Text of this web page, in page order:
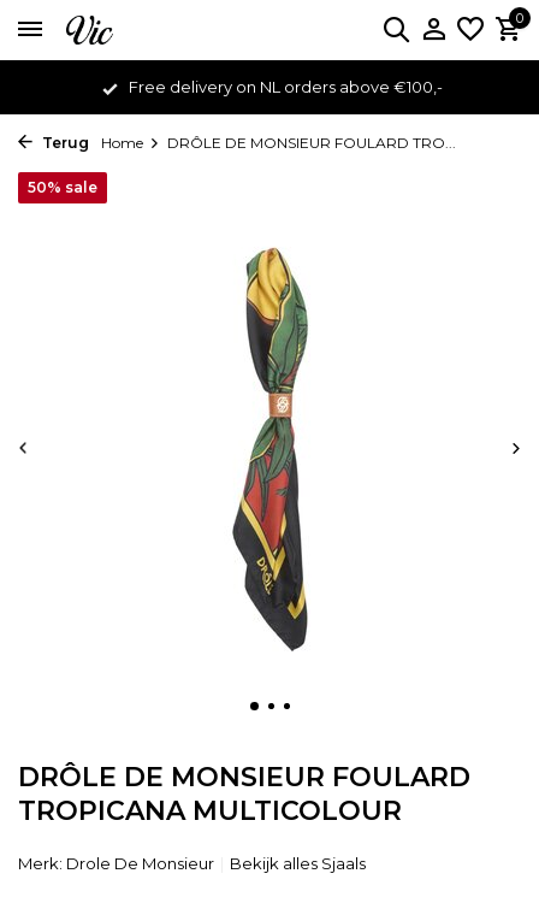
0
Free delivery on NL orders above €100,-
Terug Home DRÔLE DE MONSIEUR FOULARD TRO...
DRÔLE DE MONSIEUR FOULARD
TROPICANA MULTICOLOUR
50% sale
Merk: Drole De Monsieur Bekijk alles Sjaals